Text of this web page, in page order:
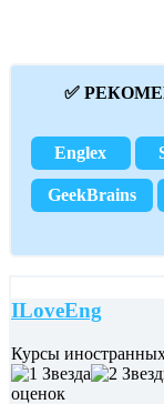
✅
Englex
GeekBrains
ILoveEng
Курсы
оценок